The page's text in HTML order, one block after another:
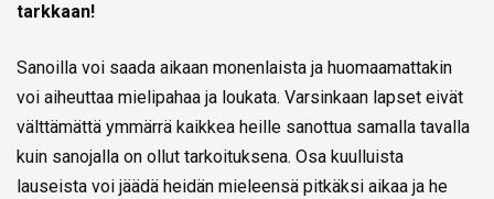
tarkkaan!
Sanoilla voi saada aikaan monenlaista ja huomaamattakin
voi aiheuttaa mielipahaa ja loukata. Varsinkaan lapset eivät
välttämättä ymmärrä kaikkea heille sanottua samalla tavalla
kuin sanojalla on ollut tarkoituksena. Osa kuulluista
lauseista voi jäädä heidän mieleensä pitkäksi aikaa ja he